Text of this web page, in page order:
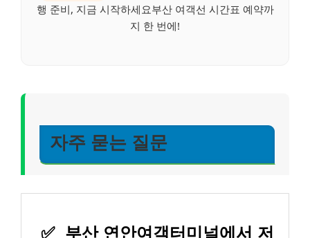
행 준비, 지금 시작하세요부산 여객선 시간표 예약까
지 한 번에!
자주 묻는 질문
✅ 부산 연안여객터미널에서 저